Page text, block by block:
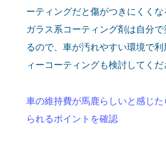
ーティングだと傷がつきにくくな
ガラス系コーティング剤は自分
るので、車が汚れやすい環境で
ィーコーティングも検討してくだ
車の維持費が馬鹿らしいと感じた
られるポイントを確認